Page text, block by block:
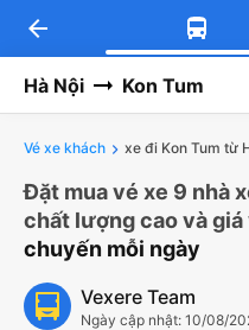
arrow_back
Hà Nội Kon Tum
Vé xe khách xe đi Kon Tum từ
Đặt mua vé xe 9 nhà
chất lượng cao và
chuyến mỗi ngày
Vexere Team
Ngày cập nhật: 10/08/